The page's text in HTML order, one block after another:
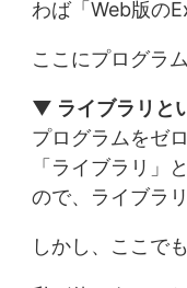
わば「Web版の
ここにプログラ
▼ ライブラリと
プログラムをゼ
「ライブラリ」
ので、ライブラ
しかし、ここで